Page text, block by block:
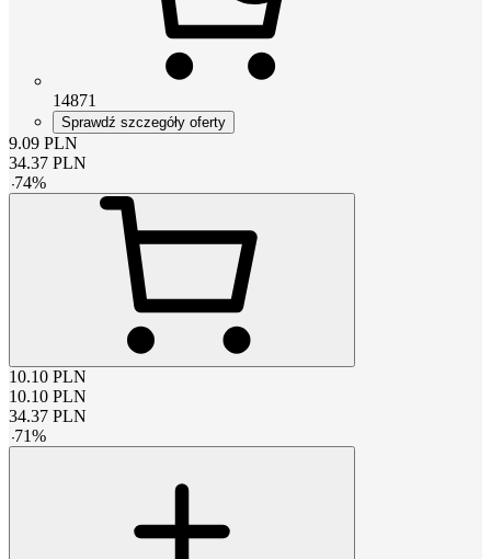
14871
Sprawdź szczegóły oferty
9.09 PLN
34.37 PLN
-74%
10.10 PLN
10.10 PLN
34.37 PLN
-71%